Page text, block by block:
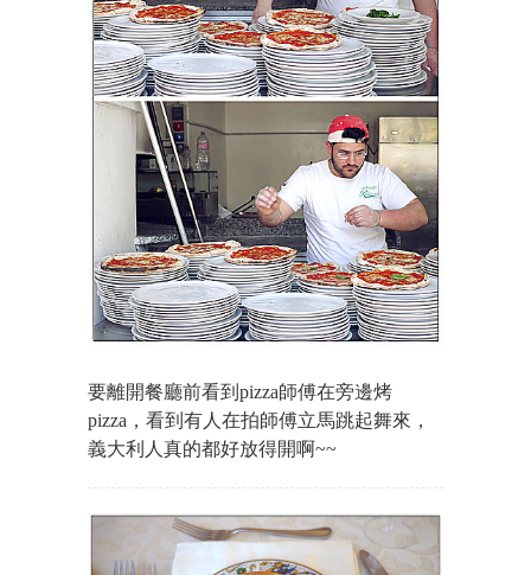
要離開餐廳前看到pizza師傅在旁邊烤
pizza，看到有人在拍師傅立馬跳起舞來，
義大利人真的都好放得開啊~~